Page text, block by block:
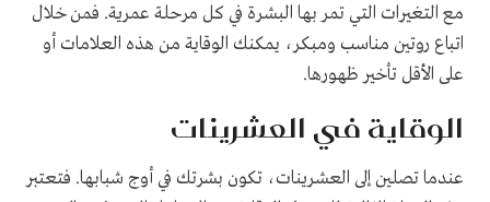
مع التغيرات التي تمر بها البشرة في كل مرحلة عمرية. فمن خلال
اتباع روتين مناسب ومبكر، يمكنك الوقاية من هذه العلامات أو
على الأقل تأخير ظهورها.
الوقاية في العشرينات
عندما تصلين إلى العشرينات، تكون بشرتك في أوج شبابها. فتعتبر